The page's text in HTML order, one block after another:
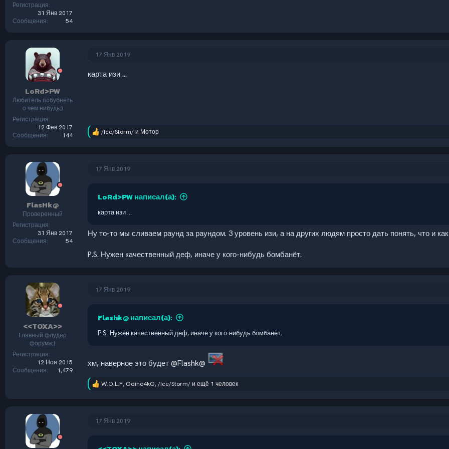
Регистрация
31 Янв 2017
Сообщения
54
LoRd>PW
Любитель побубнеть
о чем нибудь;)
Регистрация
12 Фев 2017
Сообщения
144
17 Янв 2019
карта изи ...
Р
/Ice/Storm/и Мотор
FlasHk@
Проверенный
Регистрация
31 Янв 2017
Сообщения
54
17 Янв 2019
LoRd>PW написал(а):
карта изи ...
Ну то-то мы сливаем раунд за раундом. 3 уровень изи, а на других людям просто дать понять, что и
P.S. Нужен качественный деф, иначе у кого-нибудь бомбанёт.
<<TOXA>>
Главный флудер
форума;)
Регистрация
12 Ноя 2015
Сообщения
1,479
17 Янв 2019
Flashk@ написал(а):
P.S. Нужен качественный деф, иначе у кого-нибудь бомбанёт.
хм, наверное это будет @Flashk@
Р
W.O.L.F, Odino4kO,/Ice/Storm/и ещё 1 человек
17 Янв 2019